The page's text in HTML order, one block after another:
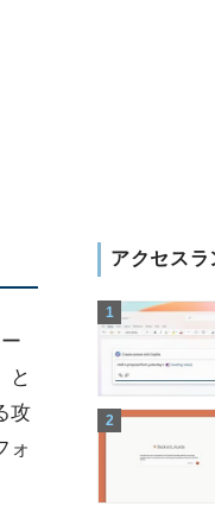
と
攻
ォ
アクセスラ